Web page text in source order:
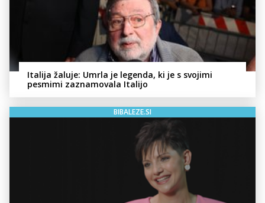
Italija žaluje: Umrla je legenda, ki je s svojimi
pesmimi zaznamovala Italijo
BIBALEZE.SI